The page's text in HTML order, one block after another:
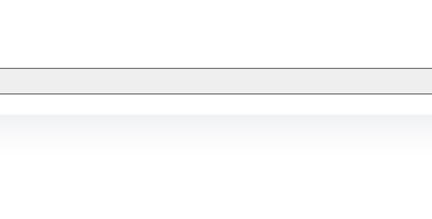
ЕЛЕКТРОННІ КНИГИ